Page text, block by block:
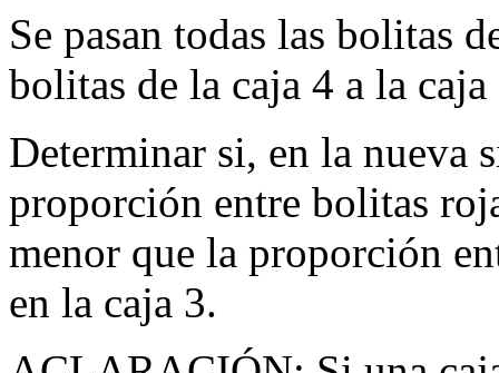
Se pasan todas las bolitas
bolitas de la caja 4 a la
Determinar si, en la nueva
proporción entre bolitas
menor que la proporción
en la caja 3.